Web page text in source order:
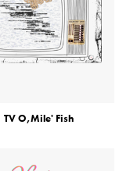
TV O,Mile' Fish